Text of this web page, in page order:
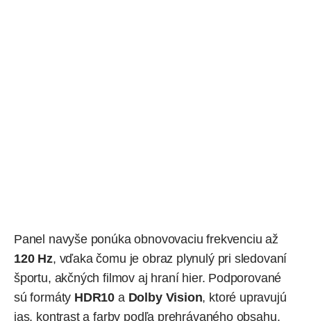
Panel navyše ponúka obnovovaciu frekvenciu až
120 Hz, vďaka čomu je obraz plynulý pri sledovaní
športu, akčných filmov aj hraní hier. Podporované
sú formáty HDR10 a Dolby Vision, ktoré upravujú
jas, kontrast a farby podľa prehrávaného obsahu.